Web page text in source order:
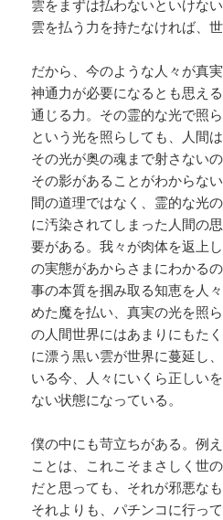
雲をまずは払わないといけな
雲を払う力を持たなければ、
だから、今のような人々が真
神通力が必要になるとも思え
通じる力。その霊的な光で照
という光を照らしても、人間
その光が奥の魂まで射さない
その影があることがわからな
間の道理ではなく、霊的な光
に汚染されてしまった人間の
要がある。我々が肉体を返上
の実態があからさまにわかる
事の本質を掴み取る知恵を人
めた魔を払い、真実の光を照
の人間世界にはあまりにもた
に漂う黒い雲が世界に蔓延し
いる今、人々にいくら正しい
ない状態になっている。
僕の中にも苛立ちがある。例
ことは、これこそまさしく世
だと思っても、それが邪悪な
それよりも、パチンコに行っ